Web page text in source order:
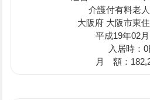
介護付有料老
大阪府 大阪市東
平成19年02
入居時：0
月 額：